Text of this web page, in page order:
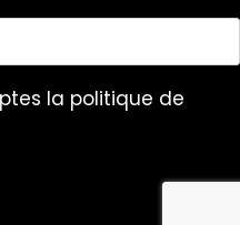
la politique de